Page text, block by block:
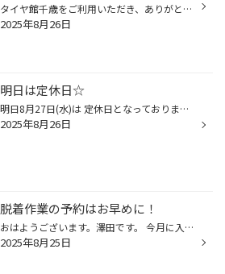
タイヤ館千歳をご利用いただき、ありがとうございます。 お車のタイヤ、外側だけまたは内側だけが異常に減っていたりはしませんか？ 年数が経っていたり、走行距離が長いお車は、部品の劣化や衝撃で ホイールの角度(アライメント)がずれている可能性があります。 こちらのお車は、前タイヤの外側だ...
2025年8月26日
明日は定休日☆
明日8月27日(水)は 定休日となっております！！ お間違えの無いようお願いいたします☆ 店舗からのお知らせはこちら！！ お得な情報はこちら！！
2025年8月26日
脱着作業の予約はお早めに！
おはようございます。澤田です。 今月に入ってから何回も同じこと書いてますが。。。 冬タイヤへの脱着作業はもう。。。予約できます！！ 混雑を避けたい方はぜひ！！ 9月1日から10月5日まで脱着作業実施された場合にご利用いただける クーポンもでますのでぜひご活用ください！！ メンテナンスフェ...
2025年8月25日